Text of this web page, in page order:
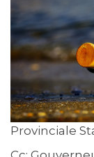
Provinciale